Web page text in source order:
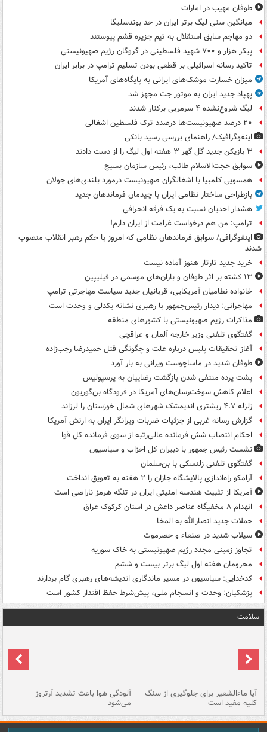
طوفان مهیب در امارات
میانگین سنی لیگ برتر ایران در حد بوندسلیگا
دو مهاجم سابق استقلال به تیم جزیره قشم پیوستند
پیکر هزار و ۷۰۰ شهید فلسطینی در گروگان رژیم صهیونیستی
تاکید رسانه اسرائیلی بر قطعی بودن تسلیم ترامپ در برابر ایران
میزان خسارت موشک‌های ایرانی به پایگاه‌های آمریکا
پهپاد جدید ایران به موتور جت مجهز شد
لیگ شروع‌نشده ۴ سرمربی برکنار شدند
۲۰ درصد صهیونیست‌ها درصدد ترک فلسطین اشغالی
اینفوگرافیک/ راهنمای بررسی رسید بانکی
۳ بازیکن جدید گل گهر ۳ هفته اول لیگ را از دست دادند
سوابق حجت‌الاسلام طائب، رئیس سازمان بسیج
همسویی کلمبیا با اشغالگران صهیونیست درمورد بلندی‌های جولان
بازطراحی ساختار نظامی ایران با چیدمان فرماندهان جدید
هشدار احدیان نسبت به یک فرقه انحرافی
ترامپ: من هم درخواست غرامت از ایران دارم!
اینفوگرافی/ سوابق فرماندهان نظامی که امروز با حکم رهبر انقلاب منصوب
شدند
خرید جدید تارتار هنوز آماده نیست
۱۳ کشته بر اثر طوفان و باران‌های موسمی در فیلیپین
خانواده نظامیان آمریکایی، قربانیان جدید سیاست مهاجرتی ترامپ
مهاجرانی: دیدار رئیس‌جمهور با رهبری نشانه یکدلی و وحدت است
مذاکرات رژیم صهیونیستی با کشورهای منطقه
گفتگوی تلفنی وزیر خارجه آلمان و عراقچی
آغاز تحقیقات پلیس درباره علت و چگونگی قتل حمیدرضا رجب‌زاده
طوفان شدید در ماساچوست ویرانی به بار آورد
پشت پرده منتفی شدن بازگشت رضاییان به پرسپولیس
اعلام کاهش سوخت‌رسان‌های آمریکا در فرودگاه بن‌گوریون
زلزله ۴.۷ ریشتری اندیمشک شهرهای شمال خوزستان را لرزاند
گزارش رسانه غربی از جزئیات ضربات ویرانگر ایران به ارتش آمریکا
احکام انتصاب شش فرمانده عالی‌رتبه از سوی فرمانده کل قوا
نشست رئیس جمهور با دبیران کل احزاب و سیاسیون
گفتگوی تلفنی زلنسکی با بن‌سلمان
آرامکو راه‌اندازی پالایشگاه جازان را ۲ هفته به تعویق انداخت
آمریکا از تثبیت هندسه امنیتی ایران در تنگه هرمز ناراضی است
انهدام ۸ مخفیگاه عناصر داعش در استان کرکوک عراق
حملات جدید انصارالله به المخا
سیلاب شدید در صنعاء و حضرموت
تجاوز زمینی مجدد رژیم صهیونیستی به خاک سوریه
محرومان هفته اول لیگ برتر بیست و ششم
کدخدایی: سیاسیون در مسیر ماندگاری اندیشه‌های رهبری گام بردارند
پزشکیان: وحدت و انسجام ملی، پیش‌شرط حفظ اقتدار کشور است
سلامت
آیا ماءالشعیر برای جلوگیری از سنگ
کلیه مفید است
آلودگی هوا باعث تشدید آرتروز
می‌شود